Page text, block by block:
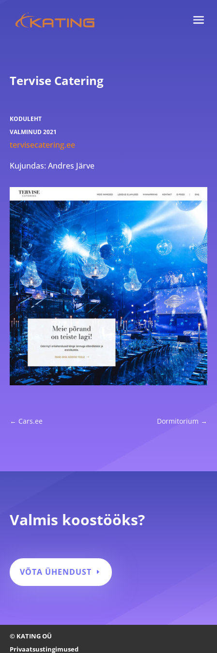
Tervise Catering
KODULEHT
VALMINUD 2021
tervisecatering.ee
Kujundas: Andres Järve
← Cars.ee Dormitorium →
Valmis koostööks?
VÕTA ÜHENDUST
© KATING OÜ
Privaatsustingimused